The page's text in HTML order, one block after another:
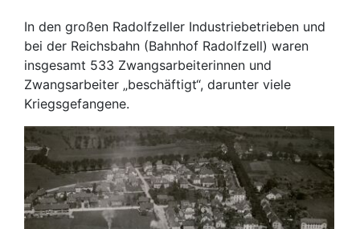
In den großen Radolfzeller Industriebetrieben und
bei der Reichsbahn (Bahnhof Radolfzell) waren
insgesamt 533 Zwangsarbeiterinnen und
Zwangsarbeiter „beschäftigt“, darunter viele
Kriegsgefangene.